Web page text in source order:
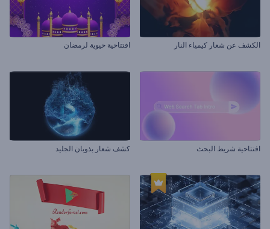
الكشف عن شعار كيمياء النار افتتاحية حيوية لرمضان
افتتاحية شريط البحث كشف شعار بذوبان الجليد